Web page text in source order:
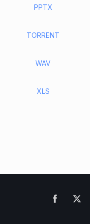
PPTX
TORRENT
WAV
XLS